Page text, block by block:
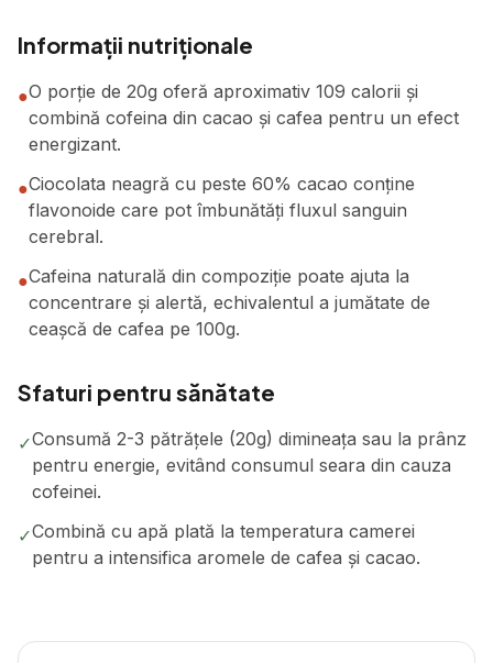
Informații nutriționale
●O porție de 20g oferă aproximativ 109 calorii și
combină cofeina din cacao și cafea pentru un efect
energizant.
●Ciocolata neagră cu peste 60% cacao conține
flavonoide care pot îmbunătăți fluxul sanguin
cerebral.
●Cafeina naturală din compoziție poate ajuta la
concentrare și alertă, echivalentul a jumătate de
ceașcă de cafea pe 100g.
Sfaturi pentru sănătate
✓Consumă 2-3 pătrățele (20g) dimineața sau la prânz
pentru energie, evitând consumul seara din cauza
cofeinei.
✓Combină cu apă plată la temperatura camerei
pentru a intensifica aromele de cafea și cacao.